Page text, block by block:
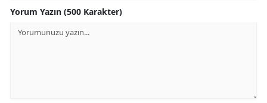
Yorum Yazın (500 Karakter)